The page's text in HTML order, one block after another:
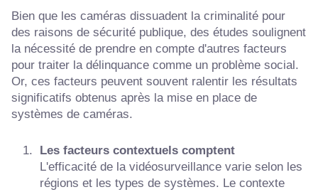
Bien que les caméras dissuadent la criminalité pour
des raisons de sécurité publique, des études soulignent
la nécessité de prendre en compte d'autres facteurs
pour traiter la délinquance comme un problème social.
Or, ces facteurs peuvent souvent ralentir les résultats
significatifs obtenus après la mise en place de
systèmes de caméras.
Les facteurs contextuels comptent
L'efficacité de la vidéosurveillance varie selon les
régions et les types de systèmes. Le contexte